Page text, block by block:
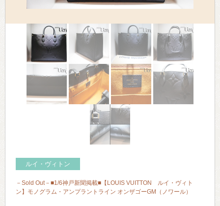
ルイ・ヴィトン
－Sold Out－■1/6神戸新聞掲載■【LOUIS VUITTON ルイ・ヴィト
ン】モノグラム・アンプラントライン オンザゴーGM（ノワール）
> ホーム
> 古物営業法に基づく表示
> プライバシーポリシー
> お問い合わせ